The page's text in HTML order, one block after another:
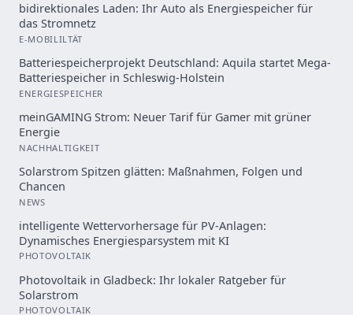
bidirektionales Laden: Ihr Auto als Energiespeicher für
das Stromnetz
E-MOBILILTÄT
Batteriespeicherprojekt Deutschland: Aquila startet Mega-
Batteriespeicher in Schleswig-Holstein
ENERGIESPEICHER
meinGAMING Strom: Neuer Tarif für Gamer mit grüner
Energie
NACHHALTIGKEIT
Solarstrom Spitzen glätten: Maßnahmen, Folgen und
Chancen
NEWS
intelligente Wettervorhersage für PV-Anlagen:
Dynamisches Energiesparsystem mit KI
PHOTOVOLTAIK
Photovoltaik in Gladbeck: Ihr lokaler Ratgeber für
Solarstrom
PHOTOVOLTAIK